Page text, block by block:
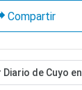
Compartir
de Cuyo en